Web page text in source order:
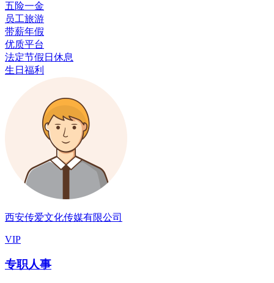
五险一金
员工旅游
带薪年假
优质平台
法定节假日休息
生日福利
西安传爱文化传媒有限公司
VIP
专职人事